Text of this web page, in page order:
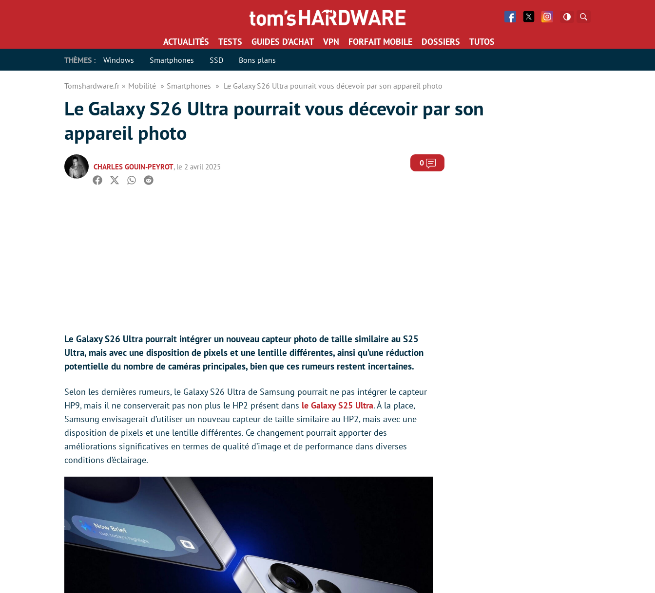
Facebook
Twitter Facebook
ACTUALITÉS TESTS GUIDES D’ACHAT VPN FORFAIT MOBILE DOSSIERS TUTOS
THÈMES : Windows Smartphones SSD Bons plans
Tomshardware.fr Mobilité Smartphones Le Galaxy S26 Ultra pourrait vous décevoir par son appareil photo
Le Galaxy S26 Ultra pourrait vous décevoir par son
appareil photo
CHARLES GOUIN-PEYROT, le 2 avril 2025 0 Commentaires
Facebook
TwitterWhatsapp
Reddit
Le Galaxy S26 Ultra pourrait intégrer un nouveau capteur photo de taille similaire au S25
Ultra, mais avec une disposition de pixels et une lentille différentes, ainsi qu’une réduction
potentielle du nombre de caméras principales, bien que ces rumeurs restent incertaines.
Selon les dernières rumeurs, le Galaxy S26 Ultra de Samsung pourrait ne pas intégrer le capteur
HP9, mais il ne conserverait pas non plus le HP2 présent dans le Galaxy S25 Ultra. À la place,
Samsung envisagerait d’utiliser un nouveau capteur de taille similaire au HP2, mais avec une
disposition de pixels et une lentille différentes. Ce changement pourrait apporter des
améliorations significatives en termes de qualité d’image et de performance dans diverses
conditions d’éclairage.